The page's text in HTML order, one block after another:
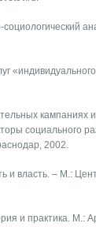
социологический
кампаниях
социального
2002.
и власть. – М.:
и практика. М.: